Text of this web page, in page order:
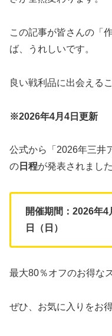
この記事が皆さんの「
ば、うれしいです。
良い戦利品に出会える
※2026年4月4日更新
公式から「2026年三井
の 日程が発表されました
開催期間：2026年
日（日）
最大80％オフのお得な
ぜひ、お気に入りをお